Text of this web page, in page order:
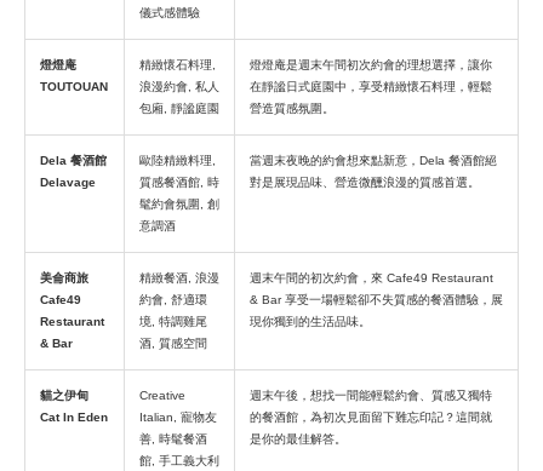
儀式感體驗
燈燈庵
TOUTOUAN
精緻懷石料理,
浪漫約會, 私人
包廂, 靜謐庭園
燈燈庵是週末午間初次約會的理想選擇，讓你
在靜謐日式庭園中，享受精緻懷石料理，輕鬆
營造質感氛圍。
Dela 餐酒館
Delavage
歐陸精緻料理,
質感餐酒館, 時
髦約會氛圍, 創
意調酒
當週末夜晚的約會想來點新意，Dela 餐酒館絕
對是展現品味、營造微醺浪漫的質感首選。
美侖商旅
Cafe49
Restaurant
& Bar
精緻餐酒, 浪漫
約會, 舒適環
境, 特調雞尾
酒, 質感空間
週末午間的初次約會，來 Cafe49 Restaurant
& Bar 享受一場輕鬆卻不失質感的餐酒體驗，展
現你獨到的生活品味。
貓之伊甸
Cat In Eden
Creative
Italian, 寵物友
善, 時髦餐酒
館, 手工義大利
週末午後，想找一間能輕鬆約會、質感又獨特
的餐酒館，為初次見面留下難忘印記？這間就
是你的最佳解答。